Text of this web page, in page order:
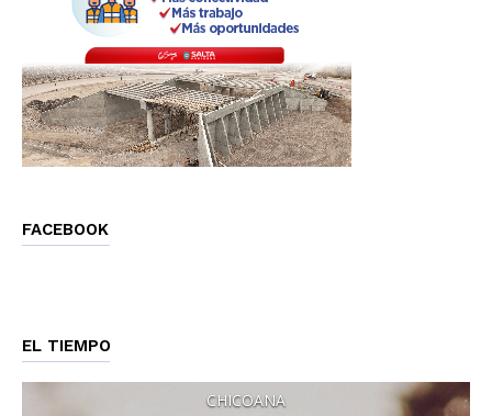
FACEBOOK
EL TIEMPO
CHICOANA